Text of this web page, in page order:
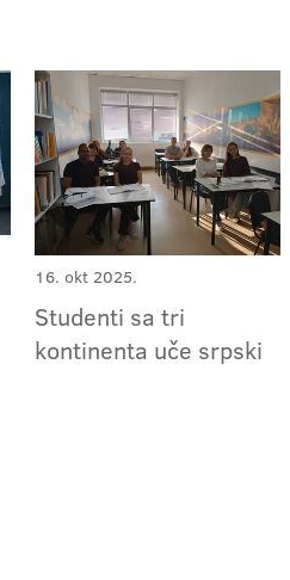
16. okt 2025.
Studenti sa tri
kontinenta uče srpski